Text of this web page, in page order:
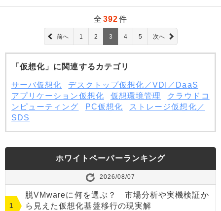
全 392件
前へ 1 2 3 4 5 次へ
「仮想化」に関連するカテゴリ
サーバ仮想化
デスクトップ仮想化／VDI／DaaS
アプリケーション仮想化
仮想環境管理
クラウドコ
ンピューティング
PC仮想化
ストレージ仮想化／
SDS
ホワイトペーパーランキング
2026/08/07
脱VMwareに何を選ぶ？ 市場分析や実機検証か
ら見えた仮想化基盤移行の現実解